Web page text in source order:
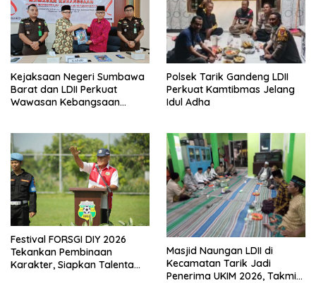
Kejaksaan Negeri Sumbawa
Barat dan LDII Perkuat
Wawasan Kebangsaan
Polsek Tarik Gandeng LDII
Perkuat Kamtibmas Jelang
Idul Adha
Festival FORSGI DIY 2026
Tekankan Pembinaan
Karakter, Siapkan Talenta
Masjid Naungan LDII di
Kecamatan Tarik Jadi
Penerima UKIM 2026, Takmir